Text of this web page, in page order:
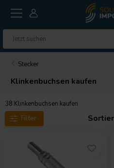
Stecker
Klinkenbuchsen kaufen
38 Klinkenbuchsen kaufen
Filter